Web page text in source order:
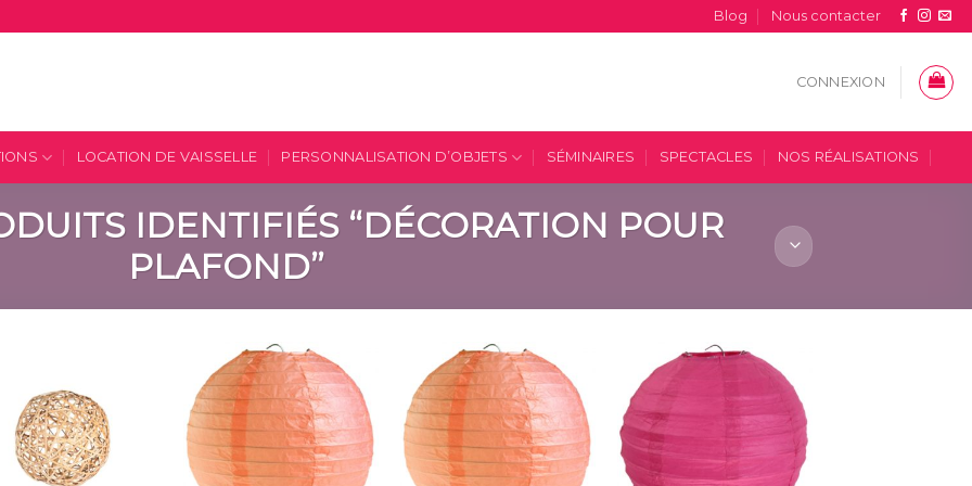
Blog Nous contacter
CONNEXION
LOCATION DE VAISSELLE PERSONNALISATION D’OBJETS SÉMINAIRES SPECTACLES NOS RÉALISATIONS
IDENTIFIÉS “DÉCORATION POUR
PLAFOND”
Ajouter
Ajouter
à la
liste
Ajouter
à la
liste
Ajouter